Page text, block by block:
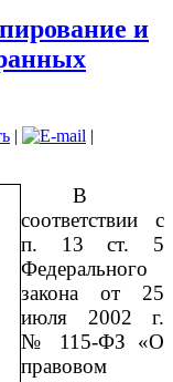
и
|
|
В
соответствии с
п. 13 ст. 5
Федерального
закона от 25
июля 2002 г.
№ 115-ФЗ «О
правовом